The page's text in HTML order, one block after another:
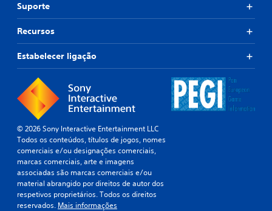
Suporte
Recursos
Estabelecer ligação
© 2026 Sony Interactive Entertainment LLC
Todos os conteúdos, títulos de jogos, nomes
comerciais e/ou designações comerciais,
marcas comerciais, arte e imagens
associadas são marcas comerciais e/ou
material abrangido por direitos de autor dos
respetivos proprietários. Todos os direitos
reservados. Mais informações